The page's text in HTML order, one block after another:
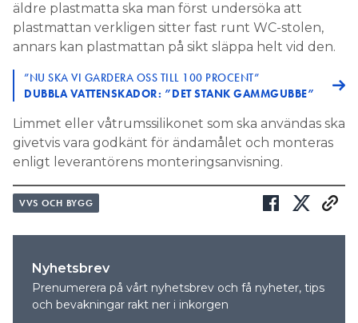
äldre plastmatta ska man först undersöka att
plastmattan verkligen sitter fast runt WC-stolen,
annars kan plastmattan på sikt släppa helt vid den.
”NU SKA VI GARDERA OSS TILL 100 PROCENT”
DUBBLA VATTENSKADOR: ”DET STANK GAMMGUBBE”
Limmet eller våtrumssilikonet som ska användas ska
givetvis vara godkänt för ändamålet och monteras
enligt leverantörens monteringsanvisning.
VVS OCH BYGG
Nyhetsbrev
Prenumerera på vårt nyhetsbrev och få nyheter, tips
och bevakningar rakt ner i inkorgen